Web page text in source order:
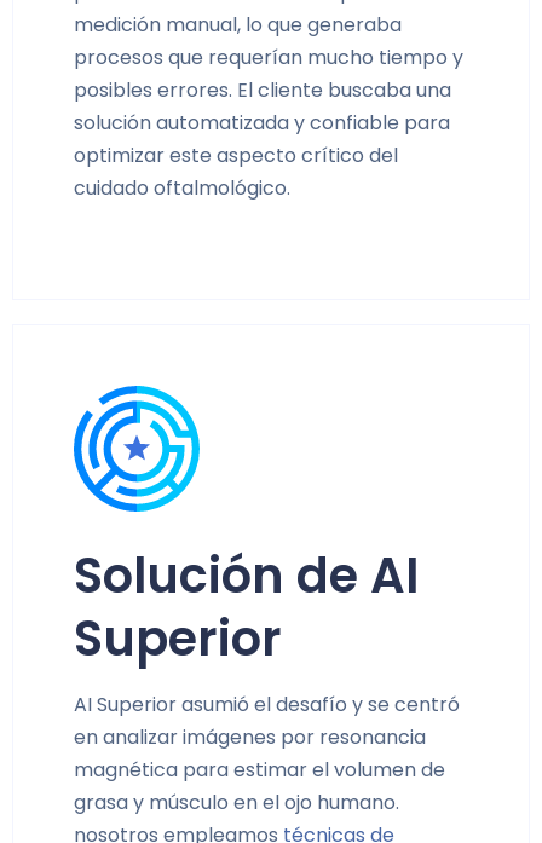
medición manual, lo que generaba
procesos que requerían mucho tiempo y
posibles errores. El cliente buscaba una
solución automatizada y confiable para
optimizar este aspecto crítico del
cuidado oftalmológico.
Solución de AI
Superior
AI Superior asumió el desafío y se centró
en analizar imágenes por resonancia
magnética para estimar el volumen de
grasa y músculo en el ojo humano.
nosotros empleamos técnicas de